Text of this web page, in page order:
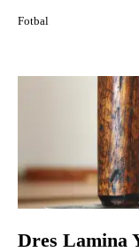
Fotbal
Dres Lamina